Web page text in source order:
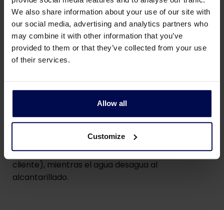
We also share information about your use of our site with
our social media, advertising and analytics partners who
may combine it with other information that you’ve
provided to them or that they’ve collected from your use
of their services.
Allow all
Customize
de desagüe industrial durante la puesta en
marcha. El agua de proceso sobrante desagua al
alcantarillado por un rebalse. El fondo del pozo de
bombeo es inclinado y funciona como
desarenador. Este pozo contiene una bomba de
sedimento al separador de arena.
El separador de arena elimina la arena
sedimentada/los sólidos sedimentados y los
descarga en un recipiente (entrega por parte del
cliente), mientras el agua desagua al
alcantarillado.